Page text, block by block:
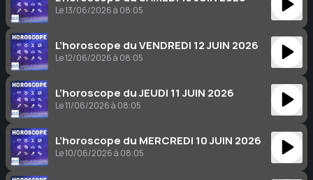
Le 13/06/2026 à 08:05
L’horoscope du VENDREDI 12 JUIN 2026
Le 12/06/2026 à 08:05
L’horoscope du JEUDI 11 JUIN 2026
Le 11/06/2026 à 08:05
L’horoscope du MERCREDI 10 JUIN 2026
Le 10/06/2026 à 08:05